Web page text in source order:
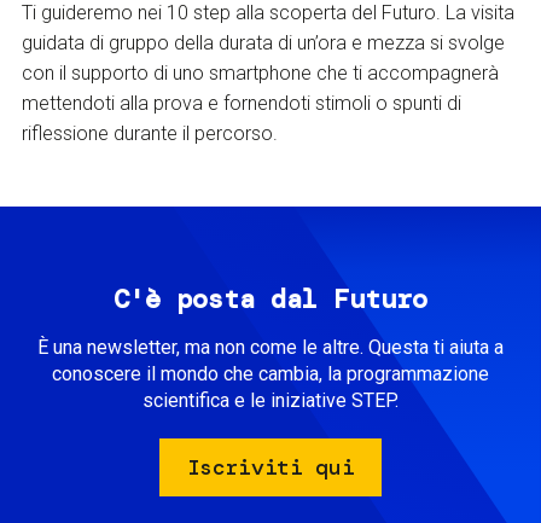
Ti guideremo nei 10 step alla scoperta del Futuro. La visita
guidata di gruppo della durata di un’ora e mezza si svolge
con il supporto di uno smartphone che ti accompagnerà
mettendoti alla prova e fornendoti stimoli o spunti di
riflessione durante il percorso.
C'è posta dal Futuro
È una newsletter, ma non come le altre. Questa ti aiuta a
conoscere il mondo che cambia, la programmazione
scientifica e le iniziative STEP.
Iscriviti qui